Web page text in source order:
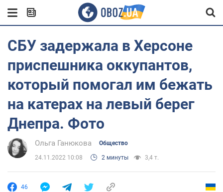
СБУ задержала в Херсоне
приспешника оккупантов,
который помогал им бежать
на катерах на левый берег
Днепра. Фото
Ольга Ганюкова Общество
24.11.2022 10:08 2 минуты 3,4 т.
46